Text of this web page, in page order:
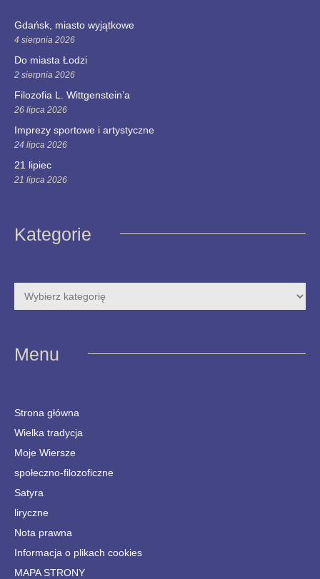
Gdańsk, miasto wyjątkowe
4 sierpnia 2026
Do miasta Łodzi
2 sierpnia 2026
Filozofia L. Wittgenstein’a
26 lipca 2026
Imprezy sportowe i artystyczne
24 lipca 2026
21 lipiec
21 lipca 2026
Kategorie
Menu
Strona główna
Wielka tradycja
Moje Wiersze
społeczno-filozoficzne
Satyra
liryczne
Nota prawna
Informacja o plikach cookies
MAPA STRONY